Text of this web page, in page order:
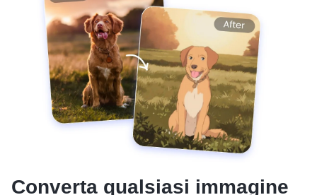
Converta qualsiasi immagine